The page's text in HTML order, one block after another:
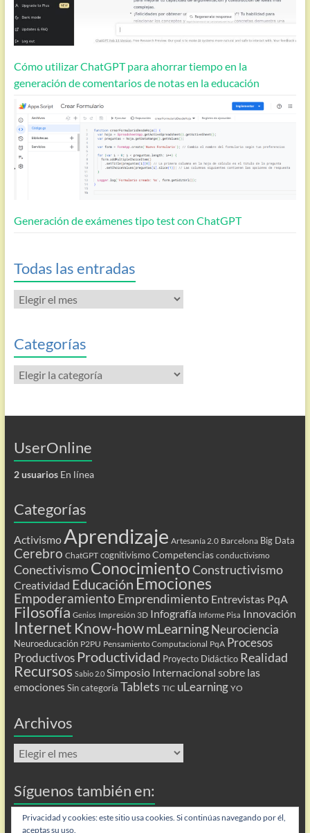
Cómo utilizar ChatGPT para ahorrar tiempo en la
generación de comentarios de notas en la educación
Generación de exámenes tipo test con ChatGPT
Todas las entradas
Todas
las
Categorías
Categorías
UserOnline
2 usuariosEn línea
Categorías
Activismo Aprendizaje Artesanía 2.0 Barcelona Big Data
Cerebro ChatGPT cognitivismo Competencias conductivismo
ConectivismoConocimientoConstructivismo
Creatividad Educación Emociones
Empoderamiento Emprendimiento Entrevistas PqA
Filosofía Genios Impresión 3D Infografía Informe Pisa Innovación
Internet Know-howmLearning Neurociencia
Neuroeducación P2PU Pensamiento Computacional PqA Procesos
Productivos Productividad Proyecto Didáctico Realidad
Recursos Sabio 2.0 Simposio Internacional sobre las
emociones Sin categoría Tablets TIC uLearning YO
Archivos
Archivos
Síguenos también en:
Flip
Privacidad y cookies: este sitio usa cookies. Si continúas navegando por él,
aceptas su uso.